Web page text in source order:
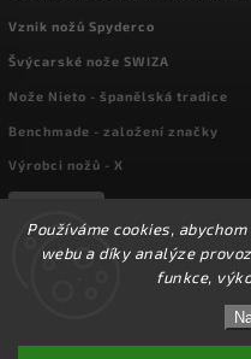
Používáme cookies,
webu a díky analýze
funkce,
☀️Ve dnech 3-14.8 2026
DOVOLENÉ. Eshop
budeme zpracovávat v
pochopení.☀️
Vznik nožů Spyderco
Švýcarské nože SWIZA
Nože Nieto - španělská tradice
Benchmade - založení značky
Výrobci nožů - X
Upravit